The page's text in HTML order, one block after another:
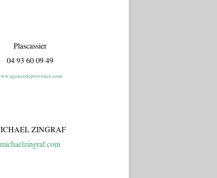
Plascassier
04 93 60 09 49
ZINGRAF
michaelzingraf.com